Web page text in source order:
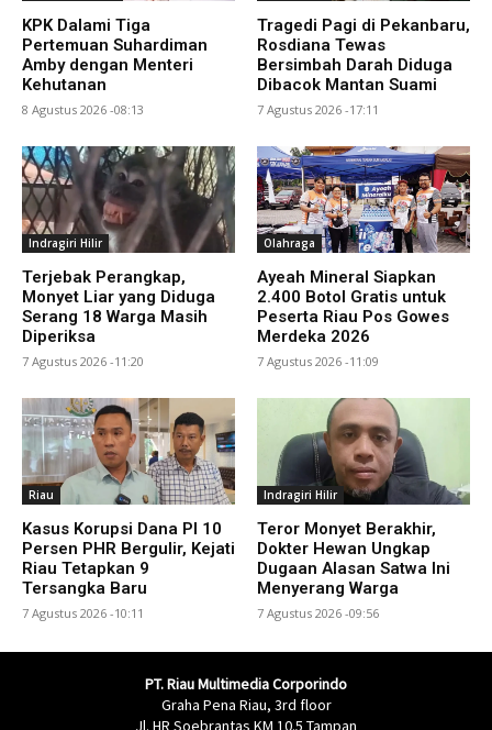
KPK Dalami Tiga
Pertemuan Suhardiman
Amby dengan Menteri
Kehutanan
8 Agustus 2026 -08:13
Tragedi Pagi di Pekanbaru,
Rosdiana Tewas
Bersimbah Darah Diduga
Dibacok Mantan Suami
7 Agustus 2026 -17:11
Indragiri Hilir
Terjebak Perangkap,
Monyet Liar yang Diduga
Serang 18 Warga Masih
Diperiksa
7 Agustus 2026 -11:20
Olahraga
Ayeah Mineral Siapkan
2.400 Botol Gratis untuk
Peserta Riau Pos Gowes
Merdeka 2026
7 Agustus 2026 -11:09
Riau
Kasus Korupsi Dana PI 10
Persen PHR Bergulir, Kejati
Riau Tetapkan 9
Tersangka Baru
7 Agustus 2026 -10:11
Indragiri Hilir
Teror Monyet Berakhir,
Dokter Hewan Ungkap
Dugaan Alasan Satwa Ini
Menyerang Warga
7 Agustus 2026 -09:56
PT. Riau Multimedia Corporindo
Graha Pena Riau, 3rd floor
Jl. HR Soebrantas KM 10.5 Tampan